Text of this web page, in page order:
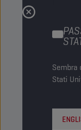
Sembra
Stati
Pacchi/